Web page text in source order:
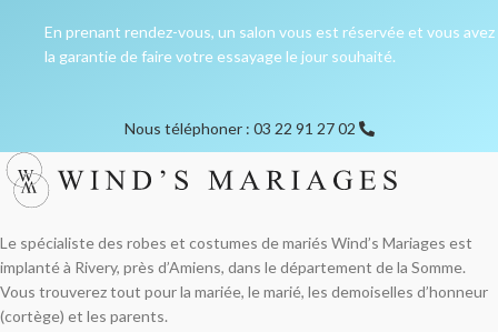
En prenant rendez-vous, un salon vous est réservée et vous avez
la garantie de faire votre essayage le jour souhaité.
Nous téléphoner : 03 22 91 27 02
Le spécialiste des robes et costumes de mariés Wind’s Mariages est
implanté à Rivery, près d’Amiens, dans le département de la Somme.
Vous trouverez tout pour la mariée, le marié, les demoiselles d’honneur
(cortège) et les parents.